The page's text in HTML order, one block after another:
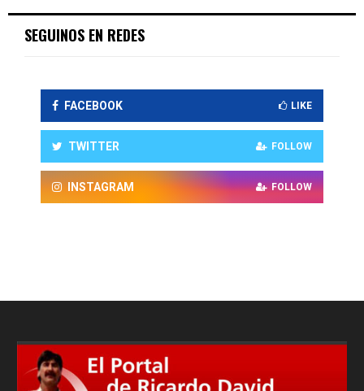
SEGUINOS EN REDES
FACEBOOK LIKE
TWITTER FOLLOW
INSTAGRAM FOLLOW